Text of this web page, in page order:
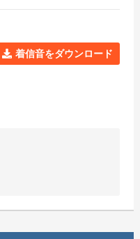
着信音をダウンロード